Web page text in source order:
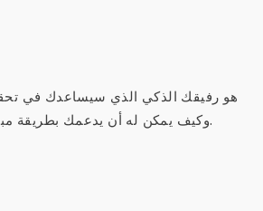
تعرف على كيفية استخدامه في Skype وكيف يمكن له أن يدعمك بطريقة مبتكرة وفعالة بغض النظر عن موقعك أو جهازك.